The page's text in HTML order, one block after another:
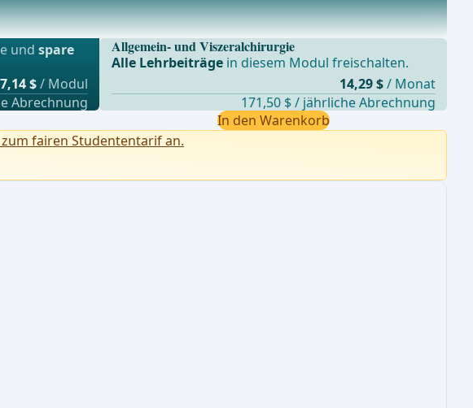
undspare
7,14 $/ Modul
Abrechnung
Allgemein- und Viszeralchirurgie
Alle Lehrbeiträgein diesem Modul freischalten.
14,29 $ / Monat
171,50 $ / jährliche Abrechnung
In den Warenkorb
fairen Studententarif an.